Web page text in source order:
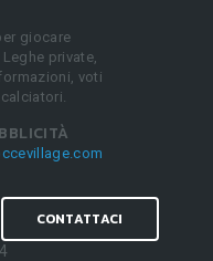
giocare
private,
voti
CONTATTACI